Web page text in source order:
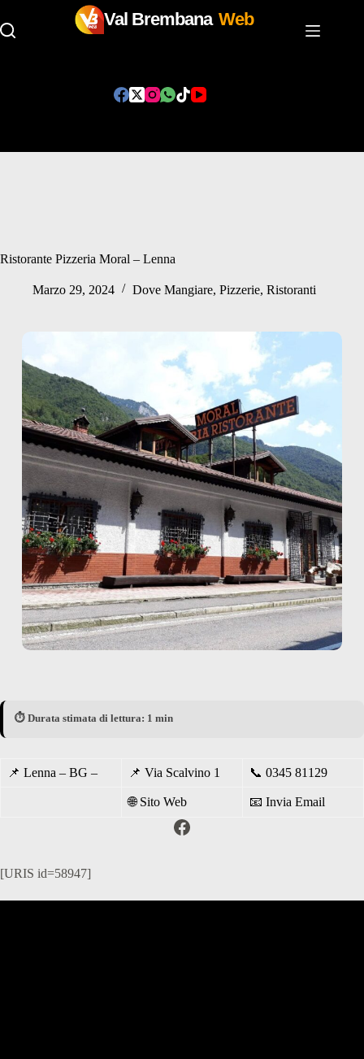
Val Brembana Web
Ristorante Pizzeria Moral – Lenna
Marzo 29, 2024 Dove Mangiare, Pizzerie, Ristoranti
⏱️ Durata stimata di lettura: 1 min
📌 Lenna – BG – 📌 Via Scalvino 1 📞 0345 81129
🌐Sito Web 📧 Invia Email
Facebook
[URIS id=58947]